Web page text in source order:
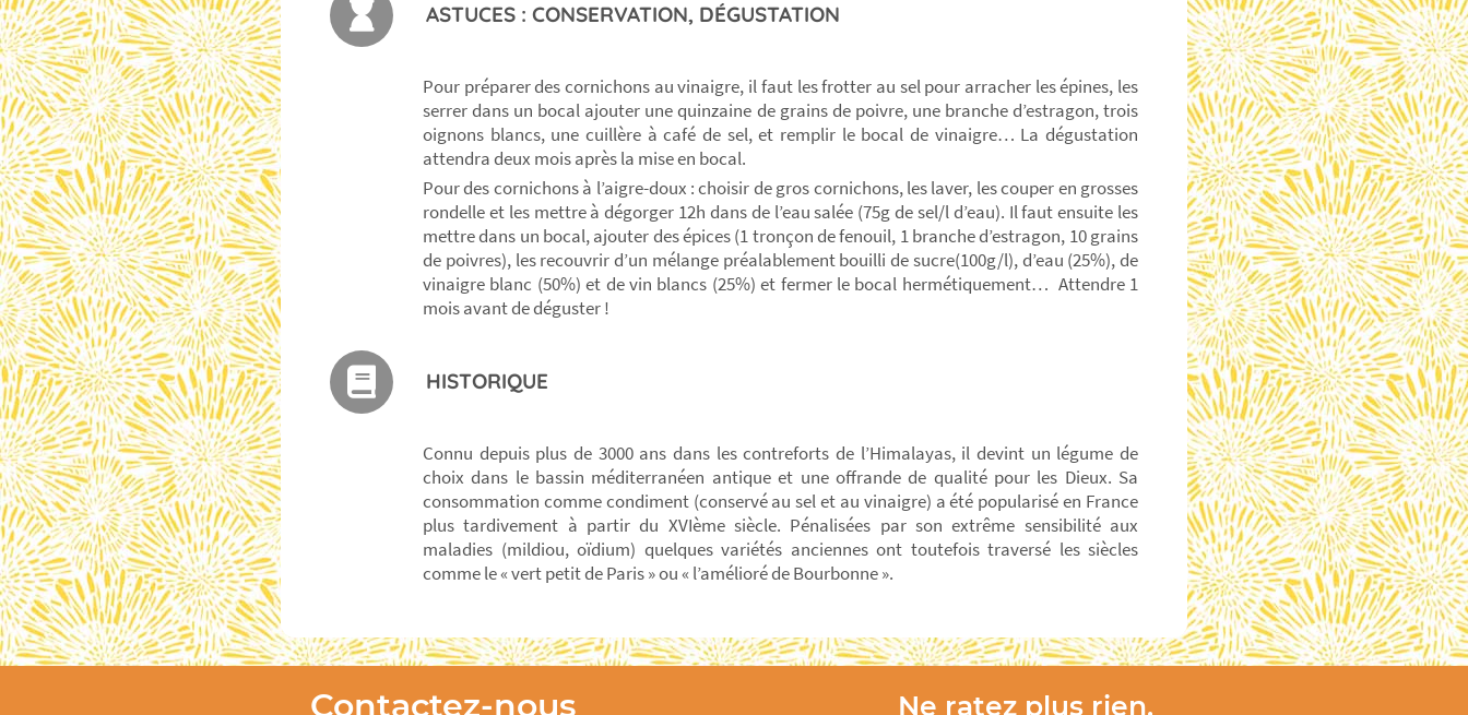
ASTUCES : CONSERVATION, DÉGUSTATION
Pour préparer des cornichons au vinaigre, il faut les frotter au sel pour arracher les épines, les
serrer dans un bocal ajouter une quinzaine de grains de poivre, une branche d’estragon, trois
oignons blancs, une cuillère à café de sel, et remplir le bocal de vinaigre… La dégustation
attendra deux mois après la mise en bocal.
Pour des cornichons à l’aigre-doux : choisir de gros cornichons, les laver, les couper en grosses
rondelle et les mettre à dégorger 12h dans de l’eau salée (75g de sel/l d’eau). Il faut ensuite les
mettre dans un bocal, ajouter des épices (1 tronçon de fenouil, 1 branche d’estragon, 10 grains
de poivres), les recouvrir d’un mélange préalablement bouilli de sucre(100g/l), d’eau (25%), de
vinaigre blanc (50%) et de vin blancs (25%) et fermer le bocal hermétiquement… Attendre 1
mois avant de déguster !
HISTORIQUE
Connu depuis plus de 3000 ans dans les contreforts de l’Himalayas, il devint un légume de
choix dans le bassin méditerranéen antique et une offrande de qualité pour les Dieux. Sa
consommation comme condiment (conservé au sel et au vinaigre) a été popularisé en France
plus tardivement à partir du XVIème siècle. Pénalisées par son extrême sensibilité aux
maladies (mildiou, oïdium) quelques variétés anciennes ont toutefois traversé les siècles
comme le « vert petit de Paris » ou « l’amélioré de Bourbonne ».
Contactez-nous Ne ratez plus rien,